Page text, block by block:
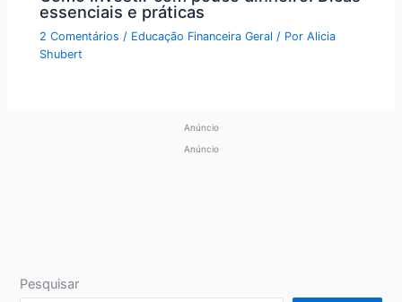
essenciais e práticas
2 Comentários / Educação Financeira Geral / PorAlicia
Shubert
Anúncio
Anúncio
Pesquisar